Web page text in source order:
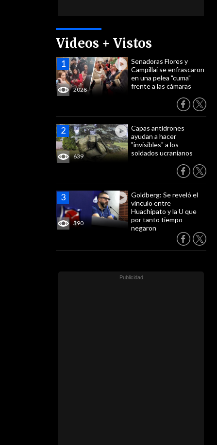
Videos + Vistos
2028
Senadoras Flores y
Campillai se enfrascaron
en una pelea "cuma"
frente a las cámaras
639
Capas antidrones
ayudan a hacer
"invisibles" a los
soldados ucranianos
390
Goldberg: Se reveló el
vínculo entre
Huachipato y la U que
por tanto tiempo
negaron